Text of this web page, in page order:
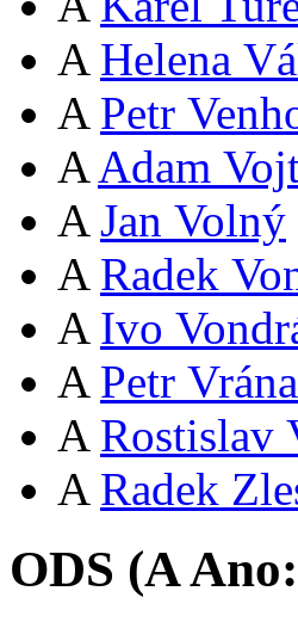
A Helena
A Petr
A Adam
A Jan Volný
A Radek
A Ivo
A Petr Vrána
A Rostislav
A Radek
ODS (AAno: